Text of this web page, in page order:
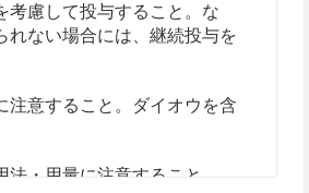
考慮して投与すること。な
れない場合には、継続投与を
注意すること。ダイオウを含
・用量に注意すること。